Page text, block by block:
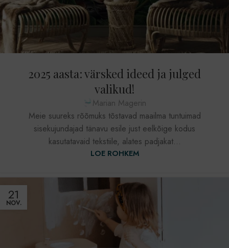
2025 aasta: värsked ideed ja julged
valikud!
Marian Magerin
Meie suureks rõõmuks tõstavad maailma tuntuimad
sisekujundajad tänavu esile just eelkõige kodus
kasutatavaid tekstiile, alates padjakat...
LOE ROHKEM
21
NOV.